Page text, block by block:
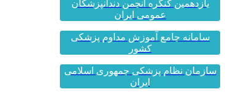
یازدهمین کنگره انجمن دندانپزشکان
عمومی ایران
سامانه جامع آموزش مداوم پزشکی
کشور
سازمان نظام پزشکی جمهوری اسلامی
ایران